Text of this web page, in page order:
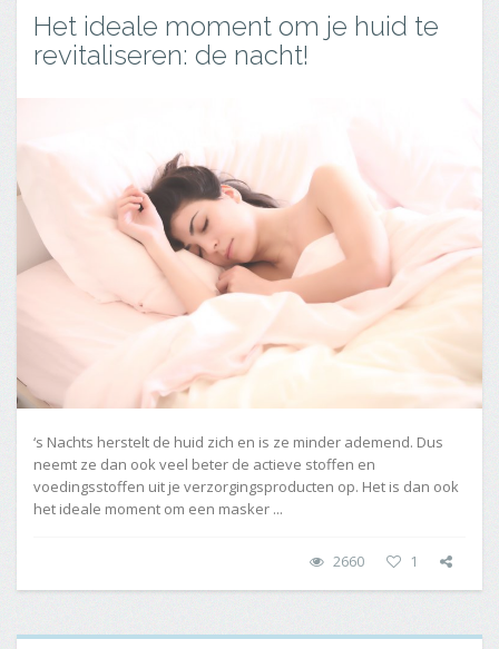
Het ideale moment om je huid te
revitaliseren: de nacht!
‘s Nachts herstelt de huid zich en is ze minder ademend. Dus
neemt ze dan ook veel beter de actieve stoffen en
voedingsstoffen uit je verzorgingsproducten op. Het is dan ook
het ideale moment om een masker ...
2660 1